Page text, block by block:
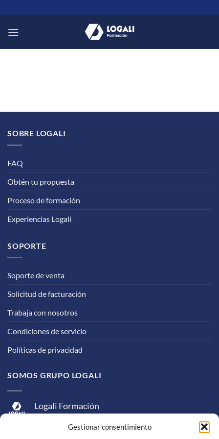
Gestionar consentimiento
al
contenido
SOBRE LOGALI
FAQ
Obtén tu propuesta
Proceso de formación
Experiencias Logali
SOPORTE
Soporte de venta
Solicitud de facturación
Trabaja con nosotros
Condiciones de servicio
Políticas de privacidad
SOMOS GRUPO LOGALI
Logali Formación
Logali Consultoría